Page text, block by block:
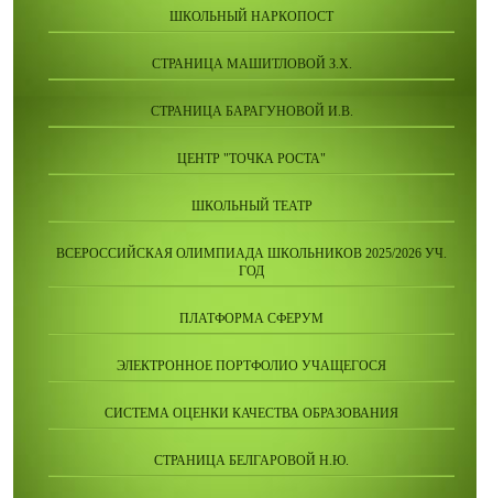
ШКОЛЬНЫЙ НАРКОПОСТ
СТРАНИЦА МАШИТЛОВОЙ З.Х.
СТРАНИЦА БАРАГУНОВОЙ И.В.
ЦЕНТР "ТОЧКА РОСТА"
ШКОЛЬНЫЙ ТЕАТР
ВСЕРОССИЙСКАЯ ОЛИМПИАДА ШКОЛЬНИКОВ 2025/2026 УЧ.
ГОД
ПЛАТФОРМА СФЕРУМ
ЭЛЕКТРОННОЕ ПОРТФОЛИО УЧАЩЕГОСЯ
СИСТЕМА ОЦЕНКИ КАЧЕСТВА ОБРАЗОВАНИЯ
СТРАНИЦА БЕЛГАРОВОЙ Н.Ю.